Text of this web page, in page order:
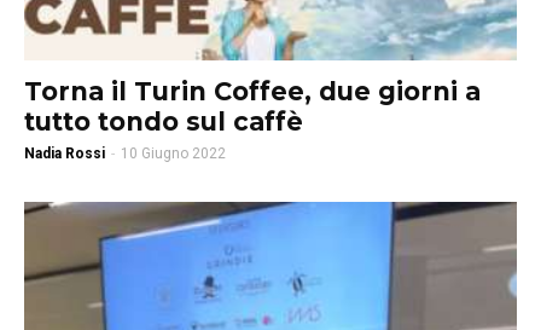
Torna il Turin Coffee, due giorni a
tutto tondo sul caffè
Nadia Rossi - 10 Giugno 2022